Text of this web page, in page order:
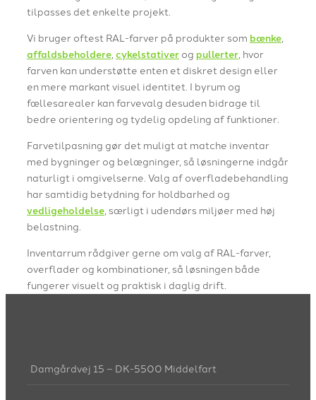
tilpasses det enkelte projekt.
Vi bruger oftest RAL-farver på produkter som bænke,
affaldsbeholdere, cykelstativer og pullerter, hvor
farven kan understøtte enten et diskret design eller
en mere markant visuel identitet. I byrum og
fællesarealer kan farvevalg desuden bidrage til
bedre orientering og tydelig opdeling af funktioner.
Farvetilpasning gør det muligt at matche inventar
med bygninger og belægninger, så løsningerne indgår
naturligt i omgivelserne. Valg af overfladebehandling
har samtidig betydning for holdbarhed og
vedligeholdelse, særligt i udendørs miljøer med høj
belastning.
Inventarrum rådgiver gerne om valg af RAL-farver,
overflader og kombinationer, så løsningen både
fungerer visuelt og praktisk i daglig drift.
Damgårdvej 15 – DK-5500 Middelfart